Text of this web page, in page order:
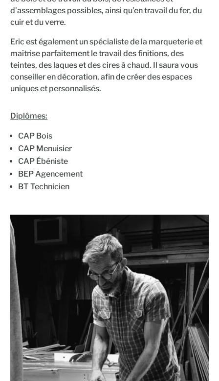
d’assemblages possibles, ainsi qu’en travail du fer, du
cuir et du verre.
Eric est également un spécialiste de la marqueterie et
maîtrise parfaitement le travail des finitions, des
teintes, des laques et des cires à chaud. Il saura vous
conseiller en décoration, afin de créer des espaces
uniques et personnalisés.
Diplômes:
CAP Bois
CAP Menuisier
CAP Ébéniste
BEP Agencement
BT Technicien